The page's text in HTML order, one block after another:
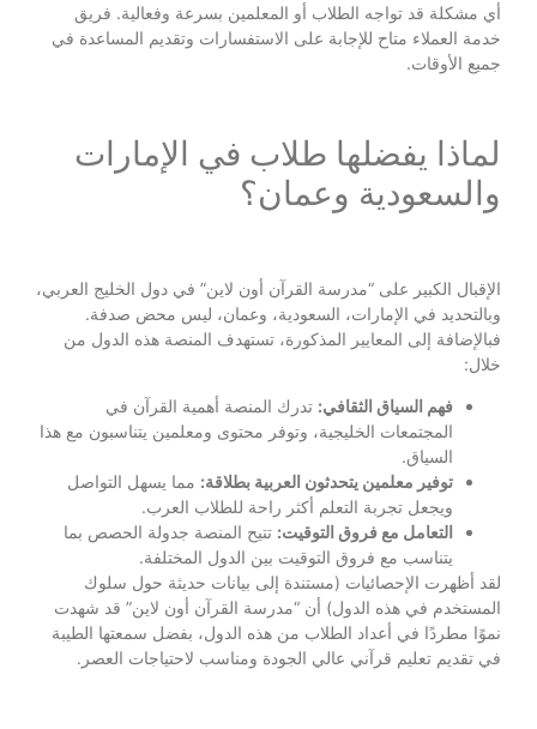
أي مشكلة قد تواجه الطلاب أو المعلمين بسرعة وفعالية. فريق
خدمة العملاء متاح للإجابة على الاستفسارات وتقديم المساعدة في
جميع الأوقات.
لماذا يفضلها طلاب في الإمارات
والسعودية وعمان؟
الإقبال الكبير على “مدرسة القرآن أون لاين” في دول الخليج العربي،
وبالتحديد في الإمارات، السعودية، وعمان، ليس محض صدفة.
فبالإضافة إلى المعايير المذكورة، تستهدف المنصة هذه الدول من
خلال:
فهم السياق الثقافي: تدرك المنصة أهمية القرآن في
المجتمعات الخليجية، وتوفر محتوى ومعلمين يتناسبون مع هذا
السياق.
توفير معلمين يتحدثون العربية بطلاقة: مما يسهل التواصل
ويجعل تجربة التعلم أكثر راحة للطلاب العرب.
التعامل مع فروق التوقيت: تتيح المنصة جدولة الحصص بما
يتناسب مع فروق التوقيت بين الدول المختلفة.
لقد أظهرت الإحصائيات (مستندة إلى بيانات حديثة حول سلوك
المستخدم في هذه الدول) أن “مدرسة القرآن أون لاين” قد شهدت
نموًا مطردًا في أعداد الطلاب من هذه الدول، بفضل سمعتها الطيبة
في تقديم تعليم قرآني عالي الجودة ومناسب لاحتياجات العصر.